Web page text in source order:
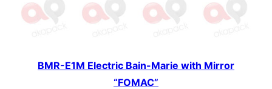
BMR-E1M Electric Bain-Marie with Mirror
“FOMAC”